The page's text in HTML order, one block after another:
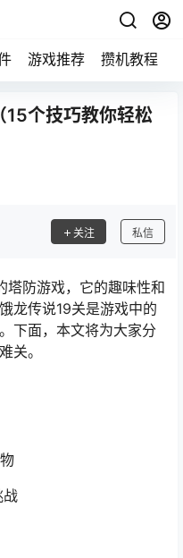
游戏推荐 攒机教程
15个技巧教你轻松
关注 私信
塔防游戏，它的趣味性和
龙传说19关是游戏中的
下面，本文将为大家分
关。
战